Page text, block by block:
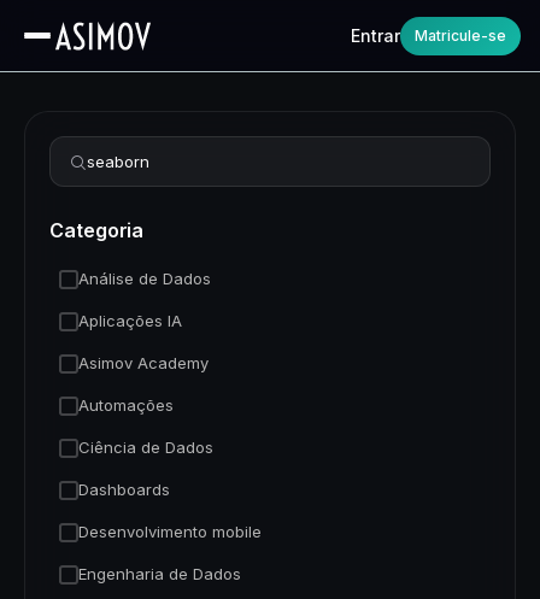
Entrar Matricule-se
Refinar busca
Categoria
Análise de Dados
Aplicações IA
Asimov Academy
Automações
Ciência de Dados
Dashboards
Desenvolvimento mobile
Engenharia de Dados